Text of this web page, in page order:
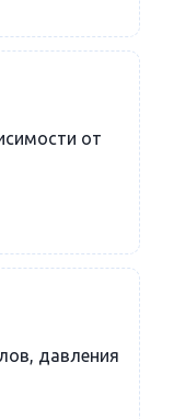
от
давления